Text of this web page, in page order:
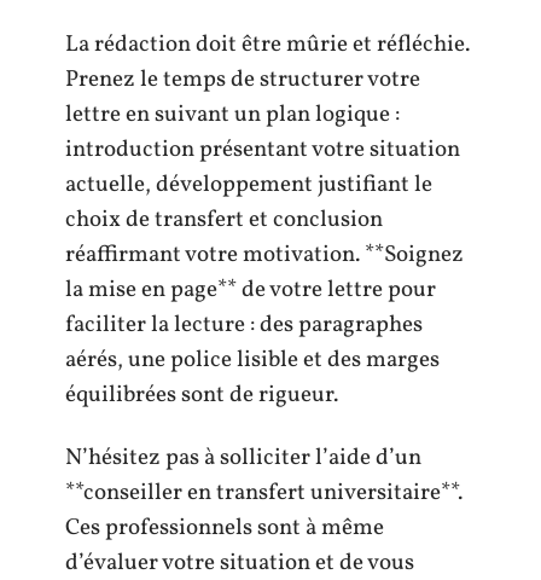
La rédaction doit être mûrie et réfléchie.
Prenez le temps de structurer votre
lettre en suivant un plan logique :
introduction présentant votre situation
actuelle, développement justifiant le
choix de transfert et conclusion
réaffirmant votre motivation. **Soignez
la mise en page** de votre lettre pour
faciliter la lecture : des paragraphes
aérés, une police lisible et des marges
équilibrées sont de rigueur.
N’hésitez pas à solliciter l’aide d’un
**conseiller en transfert universitaire**.
Ces professionnels sont à même
d’évaluer votre situation et de vous